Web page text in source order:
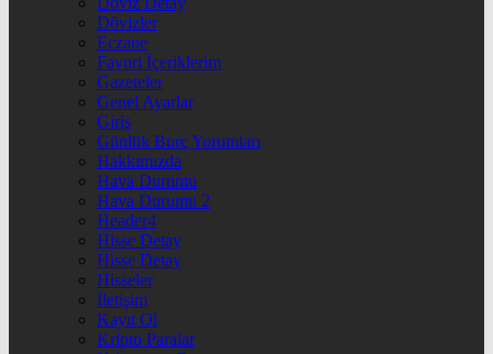
Dövizler
Eczane
Favori İçeriklerim
Gazeteler
Genel Ayarlar
Giriş
Günlük Burç Yorumları
Hakkımızda
Hava Durumu
Hava Durumu 2
Header4
Hisse Detay
Hisse Detay
Hisseler
İletişim
Kayıt Ol
Kripto Paralar